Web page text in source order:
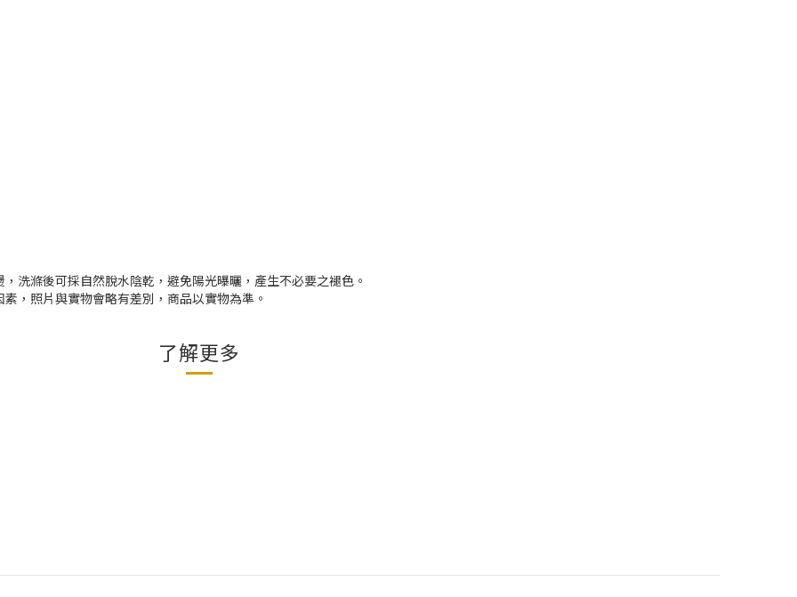
洗滌後可採自然脫水陰乾，避免陽光曝曬，產生不必要之褪色。
，照片與實物會略有差別，商品以實物為準。
了解更多